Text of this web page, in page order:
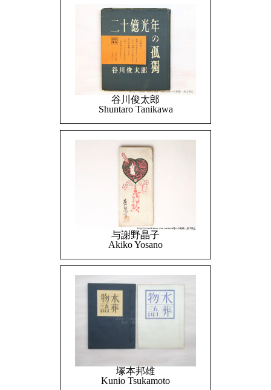
谷川俊太郎
Shuntaro Tanikawa
与謝野晶子
Akiko Yosano
塚本邦雄
Kunio Tsukamoto